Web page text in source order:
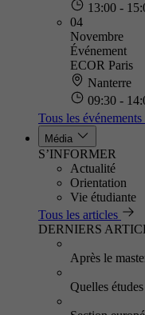
13:00 -
04
Novembre
Événement
ECOR Paris
Nanterre
09:30 -
Tous les événements
Média
S’INFORMER
Actualité
Orientation
Vie étudiante
Tous les articles
DERNIERS
Après le
Quelles